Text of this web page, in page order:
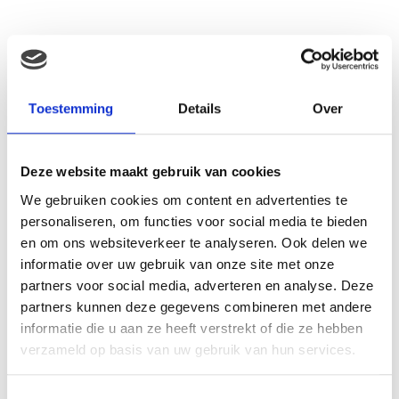
Toestemming Details Over
Deze website maakt gebruik van cookies
We gebruiken cookies om content en advertenties te
personaliseren, om functies voor social media te bieden
en om ons websiteverkeer te analyseren. Ook delen we
informatie over uw gebruik van onze site met onze
partners voor social media, adverteren en analyse. Deze
partners kunnen deze gegevens combineren met andere
informatie die u aan ze heeft verstrekt of die ze hebben
verzameld op basis van uw gebruik van hun services.
Ty Big eye beanie knuffel
sahara 15 cm
13.73
Wing crown Sea world
cartoon orka
€10.91